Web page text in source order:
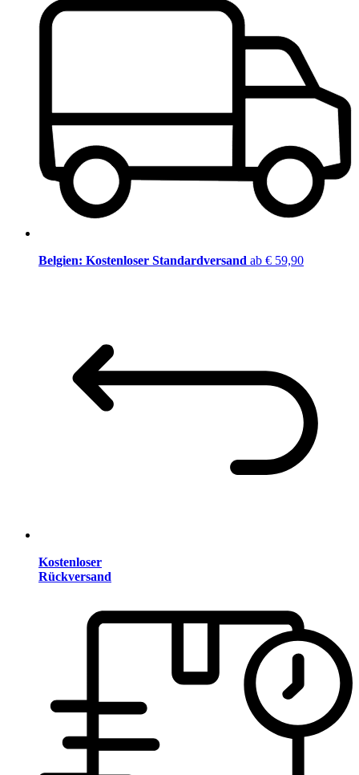
Belgien: Kostenloser Standardversand ab € 59,90
Kostenloser
Rückversand